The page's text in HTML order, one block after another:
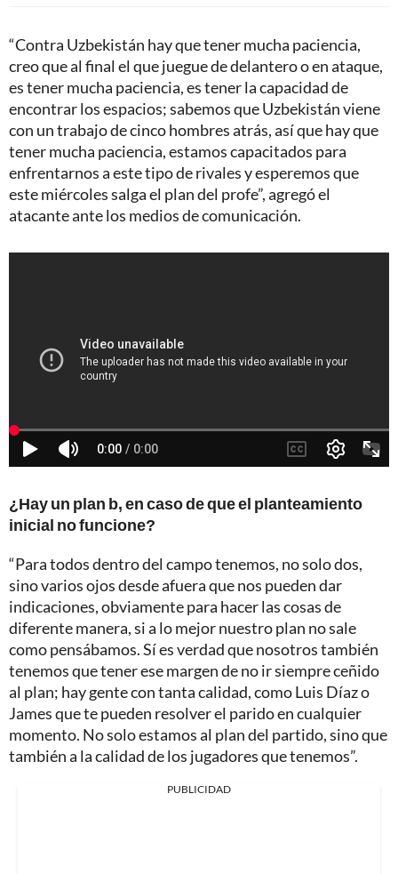
“Contra Uzbekistán hay que tener mucha paciencia,
creo que al final el que juegue de delantero o en ataque,
es tener mucha paciencia, es tener la capacidad de
encontrar los espacios; sabemos que Uzbekistán viene
con un trabajo de cinco hombres atrás, así que hay que
tener mucha paciencia, estamos capacitados para
enfrentarnos a este tipo de rivales y esperemos que
este miércoles salga el plan del profe”, agregó el
atacante ante los medios de comunicación.
¿Hay un plan b, en caso de que el planteamiento
inicial no funcione?
“Para todos dentro del campo tenemos, no solo dos,
sino varios ojos desde afuera que nos pueden dar
indicaciones, obviamente para hacer las cosas de
diferente manera, si a lo mejor nuestro plan no sale
como pensábamos. Sí es verdad que nosotros también
tenemos que tener ese margen de no ir siempre ceñido
al plan; hay gente con tanta calidad, como Luis Díaz o
James que te pueden resolver el parido en cualquier
momento. No solo estamos al plan del partido, sino que
también a la calidad de los jugadores que tenemos”.
PUBLICIDAD